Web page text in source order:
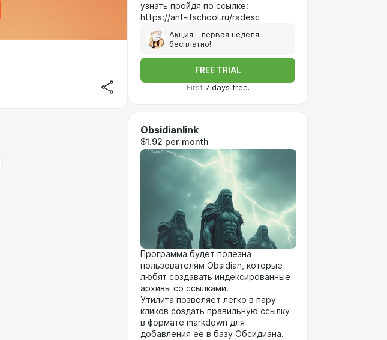
узнать пройдя по ссылке:
https://ant-itschool.ru/radesc
Акция - первая неделя
бесплатно!
FREE TRIAL
First 7 days free.
Obsidianlink
$1.92 per month
Программа будет полезна
пользователям Obsidian, которые
любят создавать индексированные
архивы со ссылками.
Утилита позволяет легко в пару
кликов создать правильную ссылку
в формате markdown для
добавления её в базу Обсидиана.